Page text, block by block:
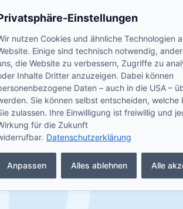
Einstellungen
nutzen Cookies und ähnliche Technologien
Einige sind technisch notwendig,
die Website zu verbessern, Zugriffe zu
Inhalte Dritter anzuzeigen. Dabei können
Daten – auch in die USA –
Sie können selbst entscheiden, welche
zulassen. Ihre Einwilligung ist freiwillig und
für die Zukunft
Datenschutzerklärung
Anpassen Alles ablehnen Alle
Kontakt • Impressum •